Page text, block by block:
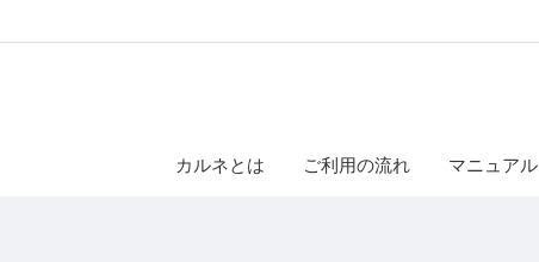
カルネとは ご利用の流れ マニュアル